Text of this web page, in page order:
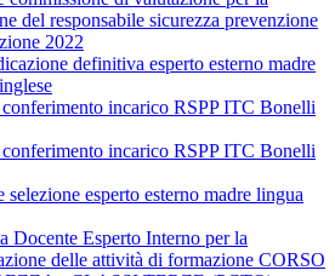
del responsabile sicurezza prevenzione
2022
definitiva esperto esterno madre
incarico RSPP ITC Bonelli
incarico RSPP ITC Bonelli
selezione esperto esterno madre lingua
Docente Esperto Interno per la
delle attività di formazione CORSO